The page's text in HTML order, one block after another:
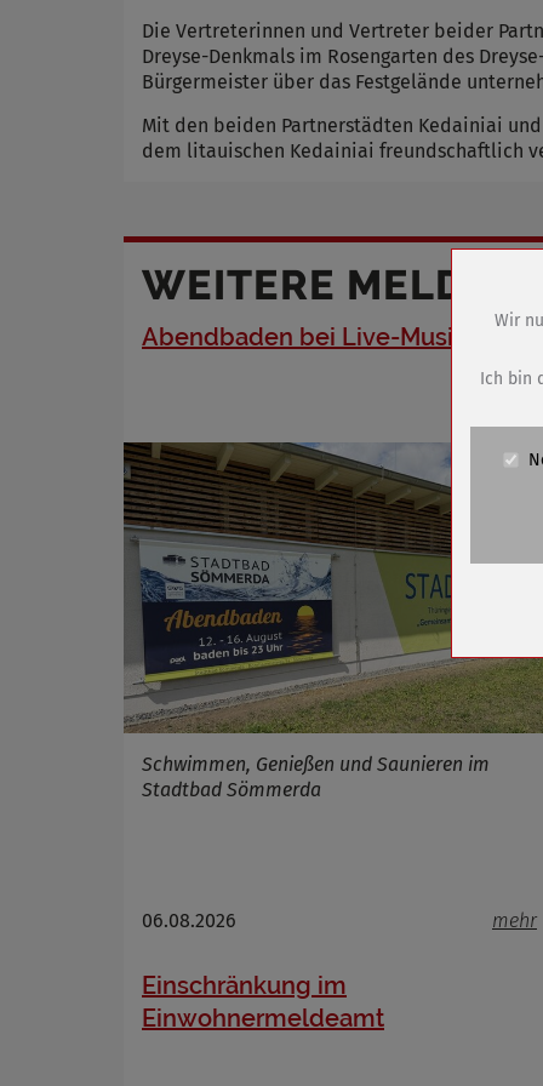
Die Vertreterinnen und Vertreter beider
Dreyse-Denkmals im Rosengarten des
Bürgermeister über das Festgelände
Mit den beiden Partnerstädten Kedainiai
dem litauischen Kedainiai freundschaftlich
WEITERE
Abendbaden bei Live-Musik
Schwimmen, Genießen und Saunieren im
Stadtbad Sömmerda
06.08.2026 mehr
Einschränkung im
Einwohnermeldeamt
Anbieter
Cookie
Cookie
Name
Wir
Ich bin